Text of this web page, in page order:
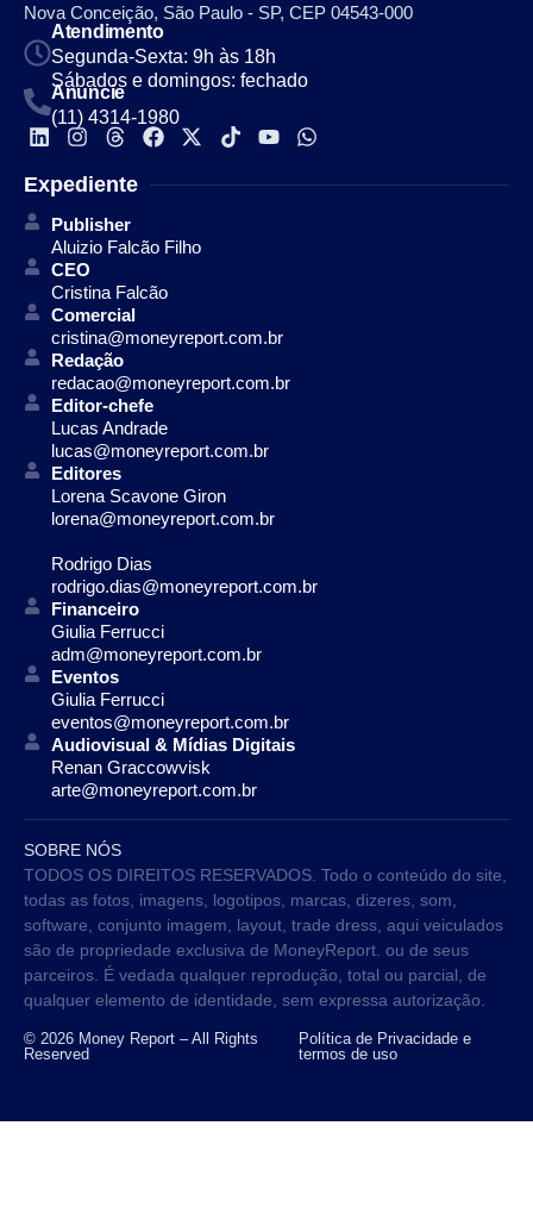
Nova Conceição, São Paulo - SP, CEP 04543-000
Atendimento
Segunda-Sexta: 9h às 18h
Sábados e domingos: fechado
Anuncie
(11) 4314-1980
Expediente
Publisher
Aluizio Falcão Filho
CEO
Cristina Falcão
Comercial
cristina@moneyreport.com.br
Redação
redacao@moneyreport.com.br
Editor-chefe
Lucas Andrade
lucas@moneyreport.com.br
Editores
Lorena Scavone Giron
lorena@moneyreport.com.br
Rodrigo Dias
rodrigo.dias@moneyreport.com.br
Financeiro
Giulia Ferrucci
adm@moneyreport.com.br
Eventos
Giulia Ferrucci
eventos@moneyreport.com.br
Audiovisual & Mídias Digitais
Renan Graccowvisk
arte@moneyreport.com.br
SOBRE NÓS
TODOS OS DIREITOS RESERVADOS. Todo o conteúdo do site,
todas as fotos, imagens, logotipos, marcas, dizeres, som,
software, conjunto imagem, layout, trade dress, aqui veiculados
são de propriedade exclusiva de MoneyReport. ou de seus
parceiros. É vedada qualquer reprodução, total ou parcial, de
qualquer elemento de identidade, sem expressa autorização.
© 2026 Money Report – All Rights
Reserved
Política de Privacidade e
termos de uso